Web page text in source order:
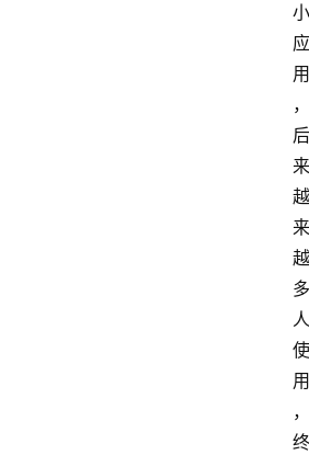
小
应
用
，
后
来
越
来
越
多
人
使
用
，
终